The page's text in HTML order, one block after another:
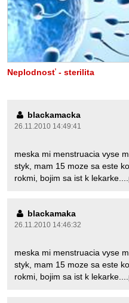
Neplodnosť - sterilita
blackamacka
26.11.2010 14:49:41
meska mi menstruacia vyse
styk, mam 15 moze sa este
rokmi, bojim sa ist k
blackamaka
26.11.2010 14:46:32
meska mi menstruacia vyse
styk, mam 15 moze sa este
rokmi, bojim sa ist k